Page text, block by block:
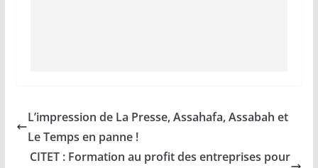
L’impression de La Presse, Assahafa, Assabah et
Le Temps en panne !
CITET : Formation au profit des entreprises pour